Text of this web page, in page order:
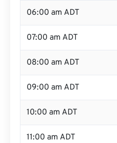
06:00 am ADT
07:00 am ADT
08:00 am ADT
09:00 am ADT
10:00 am ADT
11:00 am ADT